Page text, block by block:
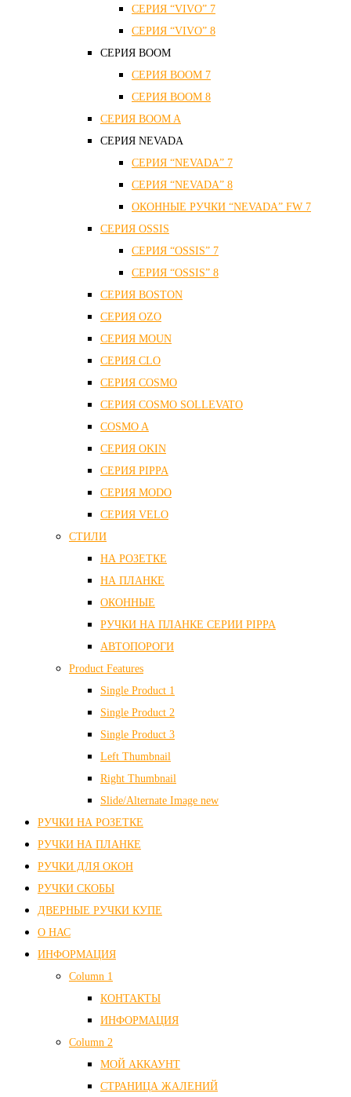
СЕРИЯ “VIVO” 7
СЕРИЯ “VIVO” 8
СЕРИЯ ВOOM
СЕРИЯ ВOOM 7
СЕРИЯ ВOOM 8
СЕРИЯ ВOOM A
СЕРИЯ NEVADA
СЕРИЯ “NEVADA” 7
СЕРИЯ “NEVADA” 8
ОКОННЫЕ РУЧКИ “NEVADA” FW 7
СЕРИЯ OSSIS
СЕРИЯ “OSSIS” 7
СЕРИЯ “OSSIS” 8
СЕРИЯ ВOSTON
CЕРИЯ OZO
СЕРИЯ MOUN
СЕРИЯ CLO
СЕРИЯ COSMO
СЕРИЯ COSMO SOLLEVATO
COSMO A
СЕРИЯ OKIN
СЕРИЯ PIPPA
СЕРИЯ MODO
СЕРИЯ VELO
СТИЛИ
НА РОЗЕТКЕ
НА ПЛАНКЕ
ОКОННЫЕ
РУЧКИ НА ПЛАНКЕ СЕРИИ PIPPA
АВТОПОРОГИ
Product Features
Single Product 1
Single Product 2
Single Product 3
Left Thumbnail
Right Thumbnail
Slide/Alternate Image new
РУЧКИ НА РОЗЕТКЕ
РУЧКИ НА ПЛАНКЕ
РУЧКИ ДЛЯ ОКОН
РУЧКИ СКОБЫ
ДВЕРНЫЕ РУЧКИ КУПЕ
О НАС
ИНФОРМАЦИЯ
Column 1
КОНТАКТЫ
ИНФОРМАЦИЯ
Column 2
МОЙ АККАУНТ
СТРАНИЦА ЖАЛЕНИЙ